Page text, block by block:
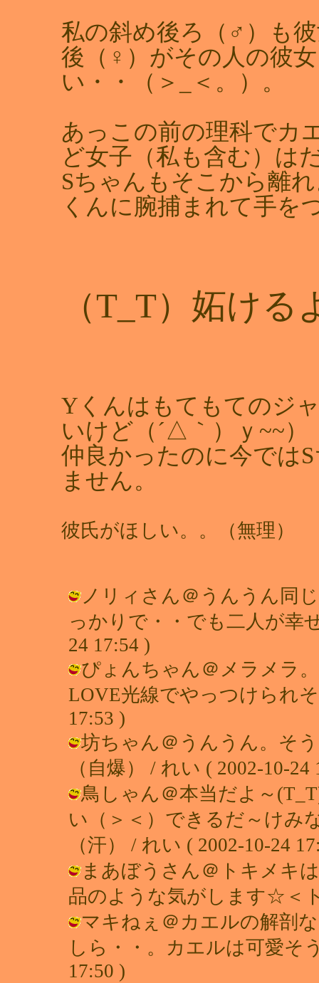
私の斜め後ろ（♂）も
後（♀）がその人の彼
い・・（＞_＜。）。
あっこの前の理科でカ
ど女子（私も含む）は
Sちゃんもそこから離
くんに腕捕まれて手を
（T_T）妬ける
Yくんはもてもてのジ
いけど（´△｀）ｙ~~）
仲良かったのに今では
ません。
彼氏がほしい。。（無理）
ノリィさん＠うんうん同
っかりで・・でも二人が幸
24 17:54 )
ぴょんちゃん＠メラメラ
LOVE光線でやっつけられ
17:53 )
坊ちゃん＠うんうん。そ
（自爆） / れい ( 2002-10-24
鳥しゃん＠本当だよ～
い（＞＜）できるだ～けみ
（汗） / れい ( 2002-10-24
まあぼうさん＠トキメキ
品のような気がします☆＜
マキねぇ＠カエルの解剖
しら・・。カエルは可愛そ
17:50 )